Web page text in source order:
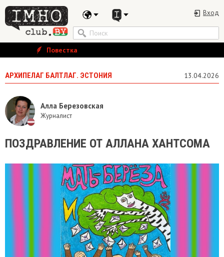
Вход
Повестка
АРХИПЕЛАГ БАЛТЛАГ. ЭСТОНИЯ 13.04.2026
Алла Березовская
Журналист
ПОЗДРАВЛЕНИЕ ОТ АЛЛАНА ХАНТСОМА